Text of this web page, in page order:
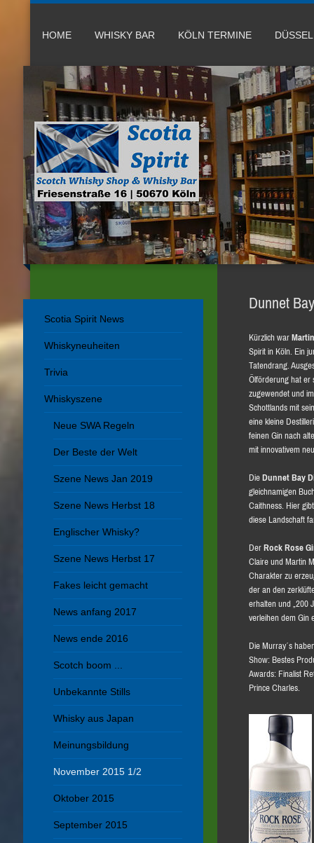
HOME WHISKY BAR KÖLN TERMINE
Dunnet
Kürzlich war
Spirit in Köln. Ein
Tatendrang.
Ölförderung hat er
zugewendet und
Schottlands mit
eine kleine
feinen Gin nach
mit innovativem
DieDunnet Bay
gleichnamigen
Caithness. Hier
diese Landschaft
DerRock Rose
Claire und Martin
Charakter zu
der an den
erhalten und „200
verleihen dem Gin
Die Murray´s
Show: Bestes
Awards: Finalist
Prince Charles.
Scotia Spirit News
Whiskyneuheiten
Trivia
Whiskyszene
Neue SWA Regeln
Der Beste der Welt
Szene News Jan 2019
Szene News Herbst 18
Englischer Whisky?
Szene News Herbst 17
Fakes leicht gemacht
News anfang 2017
News ende 2016
Scotch boom ...
Unbekannte Stills
Whisky aus Japan
Meinungsbildung
November 2015 1/2
Oktober 2015
September 2015